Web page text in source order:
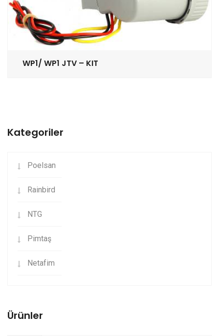
WP1/ WP1 JTV – KIT
Kategoriler
Poelsan
Rainbird
NTG
Pimtaş
Netafim
Ürünler